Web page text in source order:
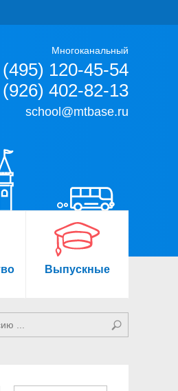
Многоканальный
120-45-54
402-82-13
school@mtbase.ru
Выпускные